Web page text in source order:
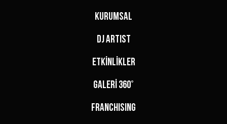
KURUMSAL
DJ ARTIST
ETKİNLİKLER
GALERİ 360°
FRANCHISING